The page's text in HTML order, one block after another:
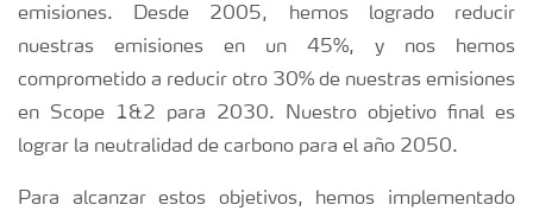
emisiones. Desde 2005, hemos logrado reducir
nuestras emisiones en un 45%, y nos hemos
comprometido a reducir otro 30% de nuestras emisiones
en Scope 1&2 para 2030. Nuestro objetivo final es
lograr la neutralidad de carbono para el año 2050.
Para alcanzar estos objetivos, hemos implementado